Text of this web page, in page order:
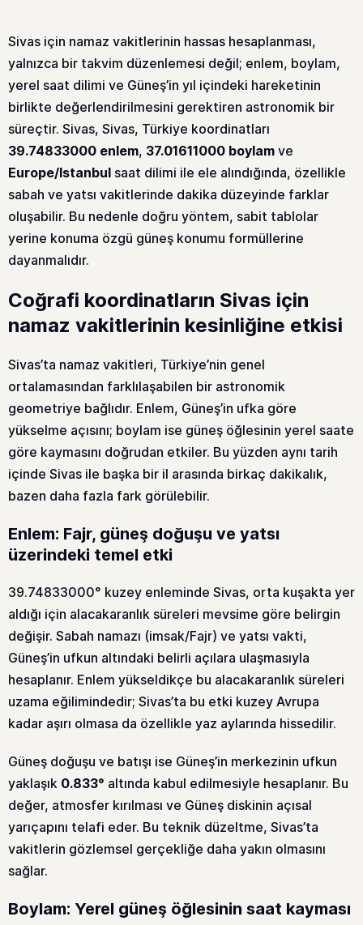
Sivas için namaz vakitlerinin hassas hesaplanması,
yalnızca bir takvim düzenlemesi değil; enlem, boylam,
yerel saat dilimi ve Güneş’in yıl içindeki hareketinin
birlikte değerlendirilmesini gerektiren astronomik bir
süreçtir. Sivas, Sivas, Türkiye koordinatları
39.74833000 enlem, 37.01611000 boylam ve
Europe/Istanbul saat dilimi ile ele alındığında, özellikle
sabah ve yatsı vakitlerinde dakika düzeyinde farklar
oluşabilir. Bu nedenle doğru yöntem, sabit tablolar
yerine konuma özgü güneş konumu formüllerine
dayanmalıdır.
Coğrafi koordinatların Sivas için
namaz vakitlerinin kesinliğine etkisi
Sivas’ta namaz vakitleri, Türkiye’nin genel
ortalamasından farklılaşabilen bir astronomik
geometriye bağlıdır. Enlem, Güneş’in ufka göre
yükselme açısını; boylam ise güneş öğlesinin yerel saate
göre kaymasını doğrudan etkiler. Bu yüzden aynı tarih
içinde Sivas ile başka bir il arasında birkaç dakikalık,
bazen daha fazla fark görülebilir.
Enlem: Fajr, güneş doğuşu ve yatsı
üzerindeki temel etki
39.74833000° kuzey enleminde Sivas, orta kuşakta yer
aldığı için alacakaranlık süreleri mevsime göre belirgin
değişir. Sabah namazı (imsak/Fajr) ve yatsı vakti,
Güneş’in ufkun altındaki belirli açılara ulaşmasıyla
hesaplanır. Enlem yükseldikçe bu alacakaranlık süreleri
uzama eğilimindedir; Sivas’ta bu etki kuzey Avrupa
kadar aşırı olmasa da özellikle yaz aylarında hissedilir.
Güneş doğuşu ve batışı ise Güneş’in merkezinin ufkun
yaklaşık 0.833° altında kabul edilmesiyle hesaplanır. Bu
değer, atmosfer kırılması ve Güneş diskinin açısal
yarıçapını telafi eder. Bu teknik düzeltme, Sivas’ta
vakitlerin gözlemsel gerçekliğe daha yakın olmasını
sağlar.
Boylam: Yerel güneş öğlesinin saat kayması